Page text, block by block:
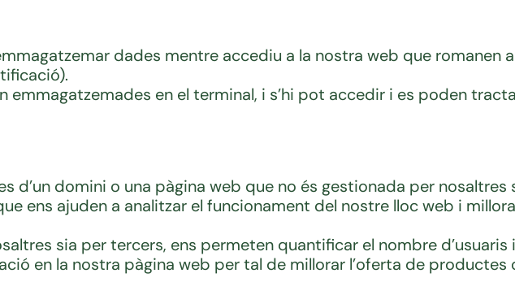
dades mentre accediu a la nostra web que romanen a
emmagatzemades en el terminal, i s’hi pot accedir i es poden
d’un domini o una pàgina web que no és gestionada per
ens ajuden a analitzar el funcionament del nostre lloc web i
sia per tercers, ens permeten quantificar el nombre d’usuaris
en la nostra pàgina web per tal de millorar l’oferta de productes